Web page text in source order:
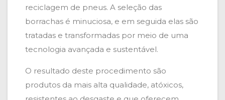
reciclagem de pneus. A seleção das
borrachas é minuciosa, e em seguida elas são
tratadas e transformadas por meio de uma
tecnologia avançada e sustentável.
O resultado deste procedimento são
produtos da mais alta qualidade, atóxicos,